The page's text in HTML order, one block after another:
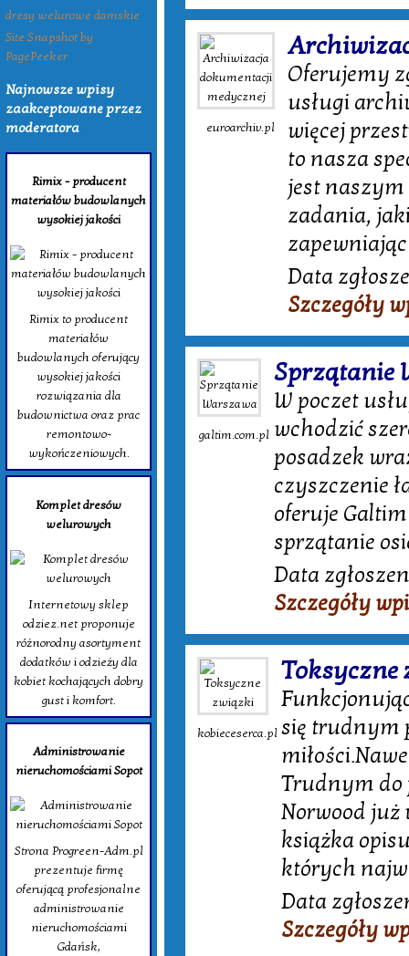
dresy welurowe damskie
Site Snapshot by
PagePeeker
Najnowsze wpisy
zaakceptowane przez
moderatora
Rimix - producent
materiałów budowlanych
wysokiej jakości
Rimix to producent
materiałów
budowlanych oferujący
wysokiej jakości
rozwiązania dla
budownictwa oraz prac
remontowo-
wykończeniowych.
Komplet dresów
welurowych
Internetowy sklep
odziez.net proponuje
różnorodny asortyment
dodatków i odzieży dla
kobiet kochających dobry
gust i komfort.
Administrowanie
nieruchomościami Sopot
Strona Progreen-Adm.pl
prezentuje firmę
oferującą profesjonalne
administrowanie
nieruchomościami
Gdańsk,
euroarchiv.pl
Oferujemy
usługi
więcej
to nasza
jest
zadania,
Data
Szczegóły
galtim.com.pl
Sprzątanie
W poczet
wchodzić
posadzek
czyszczenie
oferuje
sprzątanie
Data
Szczegóły
kobieceserca.pl
Toksyczne
się trudnym
Trudnym do
Norwood już
książka
których
Data
Szczegóły